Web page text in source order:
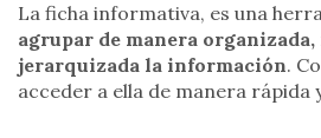
La ficha informativa, es una
agrupar de manera
jerarquizada la información.
acceder a ella de manera rápida